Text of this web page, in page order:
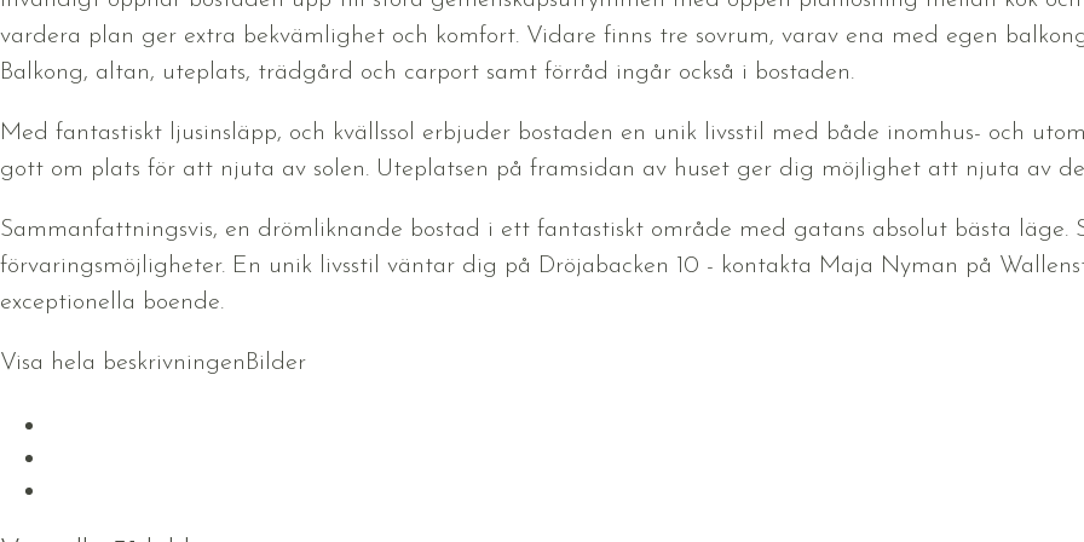
vardera plan ger extra bekvämlighet och komfort. Vidare finns tre sovrum, varav ena med egen
Balkong, altan, uteplats, trädgård och carport samt förråd ingår också i bostaden.
Med fantastiskt ljusinsläpp, och kvällssol erbjuder bostaden en unik livsstil med både inomhus- och
gott om plats för att njuta av solen. Uteplatsen på framsidan av huset ger dig möjlighet att njuta av
Sammanfattningsvis, en drömliknande bostad i ett fantastiskt område med gatans absolut bästa läge.
förvaringsmöjligheter. En unik livsstil väntar dig på Dröjabacken 10 - kontakta Maja Nyman på
exceptionella boende.
Visa hela beskrivningen Bilder